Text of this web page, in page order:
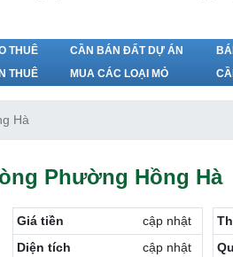
THUÊ
THUÊ
CẦN BÁN ĐẤT DỰ ÁN
MUA CÁC LOẠI MỎ
Hà
Phường Hồng Hà
Giá tiền
cập nhật
Diện tích
cập nhật